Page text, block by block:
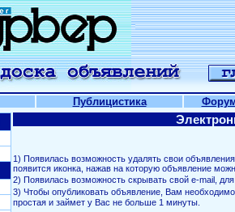
Публицистика
1) Появилась возможность удалять свои
появится иконка, нажав на которую объявление
2) Появилась возможность скрывать свой е-mail,
3) Чтобы опубликовать объявление, Вам
простая и займет у Вас не больше 1 минуты.